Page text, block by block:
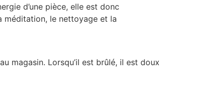
d’une pièce, elle est donc
méditation, le nettoyage et la
magasin. Lorsqu’il est brûlé, il est doux